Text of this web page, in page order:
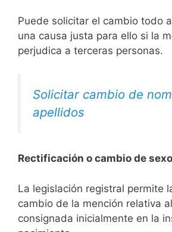
Puede solicitar el cambio todo
una causa justa para ello si la
perjudica a terceras personas.
Solicitar cambio de
apellidos
Rectificación o cambio de
La legislación registral permite
cambio de la mención relativa
consignada inicialmente en la